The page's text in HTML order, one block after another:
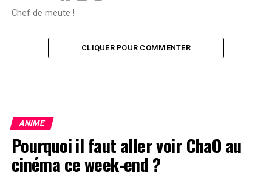
Chef de meute !
CLIQUER POUR COMMENTER
ANIME
Pourquoi il faut aller voir ChaO au
cinéma ce week-end ?